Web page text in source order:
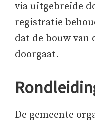
via uitgebreide
registratie
dat de bouw van
doorgaat.
De gemeente